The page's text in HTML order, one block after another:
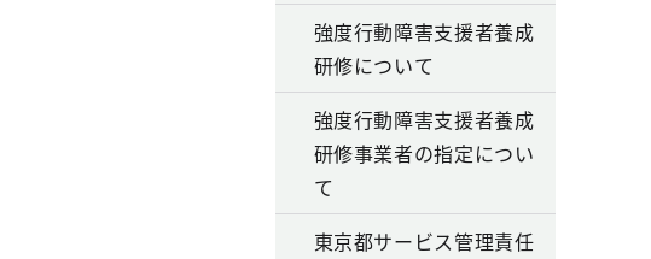
強度行動障害支援者養成
研修について
強度行動障害支援者養成
研修事業者の指定につい
て
東京都サービス管理責任